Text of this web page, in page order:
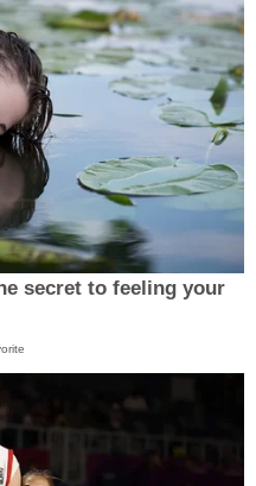
secret to feeling your